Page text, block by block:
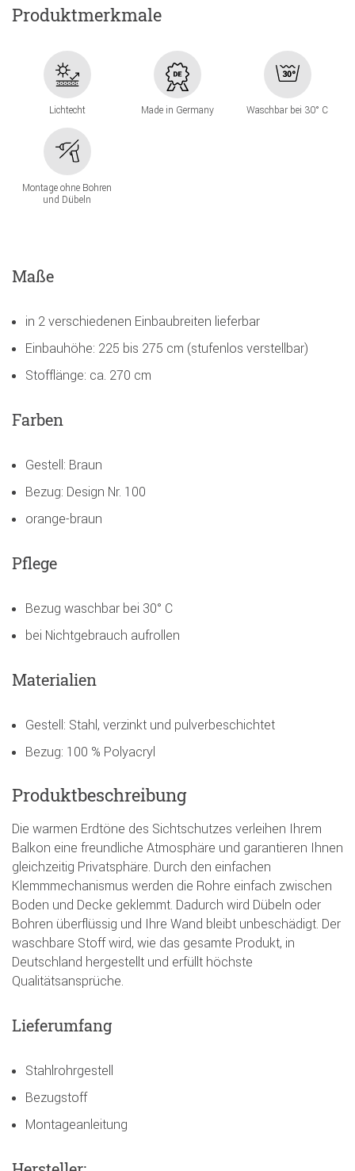
Produktmerkmale
Lichtecht Made in Germany Waschbar bei 30° C
Montage ohne Bohren
und Dübeln
Maße
in 2 verschiedenen Einbaubreiten lieferbar
Einbauhöhe: 225 bis 275 cm (stufenlos verstellbar)
Stofflänge: ca. 270 cm
Farben
Gestell: Braun
Bezug: Design Nr. 100
orange-braun
Pflege
Bezug waschbar bei 30° C
bei Nichtgebrauch aufrollen
Materialien
Gestell: Stahl, verzinkt und pulverbeschichtet
Bezug: 100 % Polyacryl
Produktbeschreibung
Die warmen Erdtöne des Sichtschutzes verleihen Ihrem
Balkon eine freundliche Atmosphäre und garantieren Ihnen
gleichzeitig Privatsphäre. Durch den einfachen
Klemmmechanismus werden die Rohre einfach zwischen
Boden und Decke geklemmt. Dadurch wird Dübeln oder
Bohren überflüssig und Ihre Wand bleibt unbeschädigt. Der
waschbare Stoff wird, wie das gesamte Produkt, in
Deutschland hergestellt und erfüllt höchste
Qualitätsansprüche.
Lieferumfang
Stahlrohrgestell
Bezugstoff
Montageanleitung